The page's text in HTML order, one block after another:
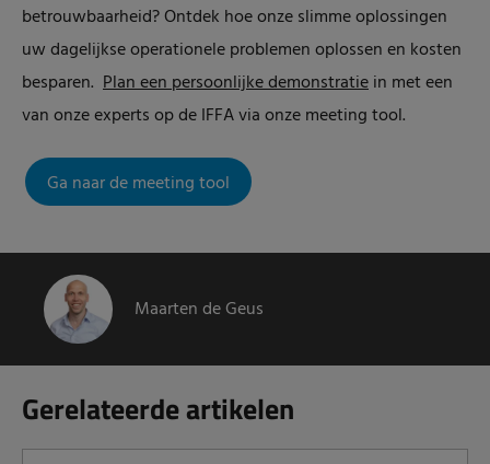
betrouwbaarheid? Ontdek hoe onze slimme oplossingen
uw dagelijkse operationele problemen oplossen en kosten
besparen. Plan een persoonlijke demonstratiein met een
van onze experts op de IFFA via onze meeting tool.
Ga naar de meeting tool
Maarten de Geus
Gerelateerde artikelen